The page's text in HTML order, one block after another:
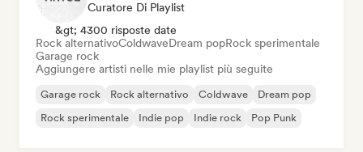
Curatore Di Playlist
&gt; 4300 risposte date
Rock alternativoColdwaveDream popRock sperimentale
Garage rock
Aggiungere artisti nelle mie playlist più seguite
Garage rock Rock alternativo Coldwave
Dream pop
Rock sperimentale
Indie pop Indie rock Pop Punk